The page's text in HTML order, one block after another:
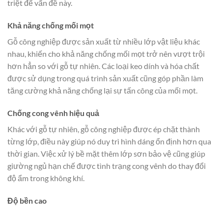
triệt để vấn đề này.
Khả năng chống mối mọt
Gỗ công nghiệp được sản xuất từ nhiều lớp vật liệu khác
nhau, khiến cho khả năng chống mối mọt trở nên vượt trội
hơn hẳn so với gỗ tự nhiên. Các loại keo dính và hóa chất
được sử dụng trong quá trình sản xuất cũng góp phần làm
tăng cường khả năng chống lại sự tấn công của mối mọt.
Chống cong vênh hiệu quả
Khác với gỗ tự nhiên, gỗ công nghiệp được ép chặt thành
từng lớp, điều này giúp nó duy trì hình dáng ổn định hơn qua
thời gian. Việc xử lý bề mặt thêm lớp sơn bảo vệ cũng giúp
giường ngủ hạn chế được tình trạng cong vênh do thay đổi
độ ẩm trong không khí.
Độ bền cao